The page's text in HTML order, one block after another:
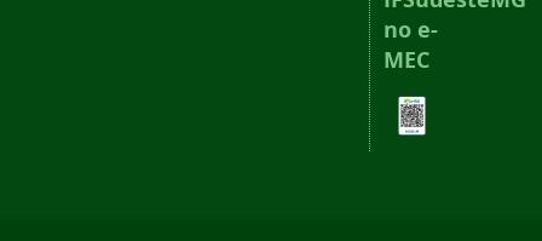
no e-
MEC